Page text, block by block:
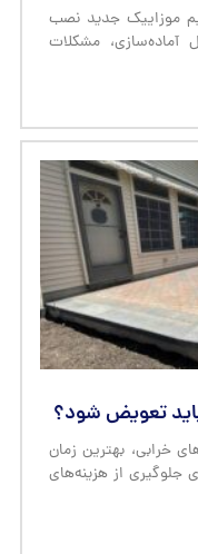
موزاییک جدید نصب
آماده‌سازی، مشکلات
تعویض شود؟
خرابی، بهترین زمان
از هزینه‌های